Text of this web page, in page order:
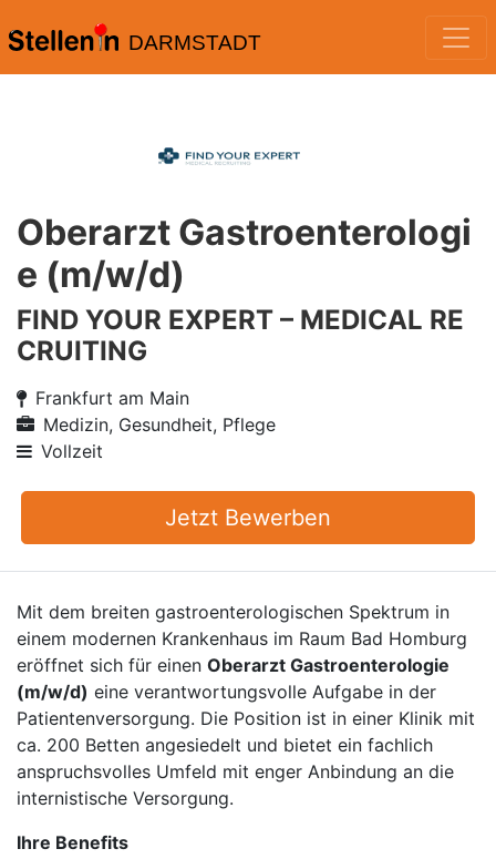
DARMSTADT
Oberarzt Gastroenterologi
e (m/w/d)
FIND YOUR EXPERT – MEDICAL RE
CRUITING
Frankfurt am Main
Medizin, Gesundheit, Pflege
Vollzeit
Jetzt Bewerben
Mit dem breiten gastroenterologischen Spektrum in
einem modernen Krankenhaus im Raum Bad Homburg
eröffnet sich für einen Oberarzt Gastroenterologie
(m/w/d) eine verantwortungsvolle Aufgabe in der
Patientenversorgung. Die Position ist in einer Klinik mit
ca. 200 Betten angesiedelt und bietet ein fachlich
anspruchsvolles Umfeld mit enger Anbindung an die
internistische Versorgung.
Ihre Benefits